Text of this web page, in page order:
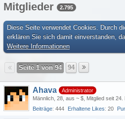
Mitglieder 2.795
Diese Seite verwendet Cookies. Durch
erklären Sie sich damit einverstanden,
Weitere Informationen
Seite 1 von 94 94
Ahava
Administrator
Männlich 28 aus ~ $ Mitglied seit
Beiträge 444 Erhaltene Likes 20